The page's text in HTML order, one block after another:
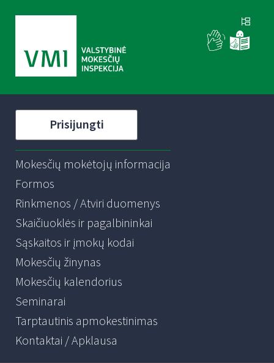
Prisijungti
Mokesčių mokėtojų informacija
Formos
Rinkmenos / Atviri duomenys
Skaičiuoklės ir pagalbininkai
Sąskaitos ir įmokų kodai
Mokesčių žinynas
Mokesčių kalendorius
Seminarai
Tarptautinis apmokestinimas
Kontaktai / Apklausa